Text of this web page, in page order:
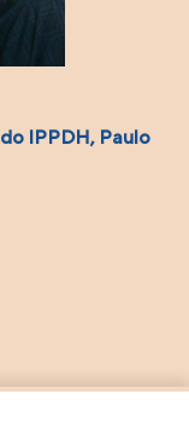
precisamos de